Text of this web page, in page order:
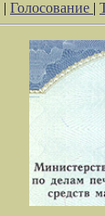
| Голосование |